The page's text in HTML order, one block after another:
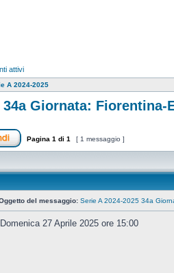
attivi
A 2024-2025
34a Giornata: Fiorentina-
Pagina 1 di 1 [ 1 messaggio ]
del messaggio: Serie A 2024-2025 34a
Domenica 27 Aprile 2025 ore 15:00